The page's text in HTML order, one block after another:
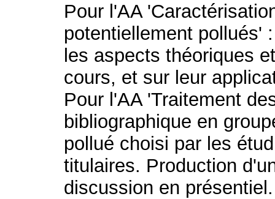
Pour l'AA
potentiellement pollués'
les aspects théoriques
cours, et sur leur
Pour l'AA 'Traitement
bibliographique en
pollué choisi par les
titulaires. Production
discussion en présentiel.